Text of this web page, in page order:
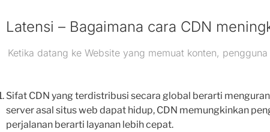
Latensi – Bagaimana cara CDN
Ketika datang ke Website yang memuat konten,
Sifat CDN yang terdistribusi secara global berarti
server asal situs web dapat hidup, CDN memungkinkan
perjalanan berarti layanan lebih cepat.